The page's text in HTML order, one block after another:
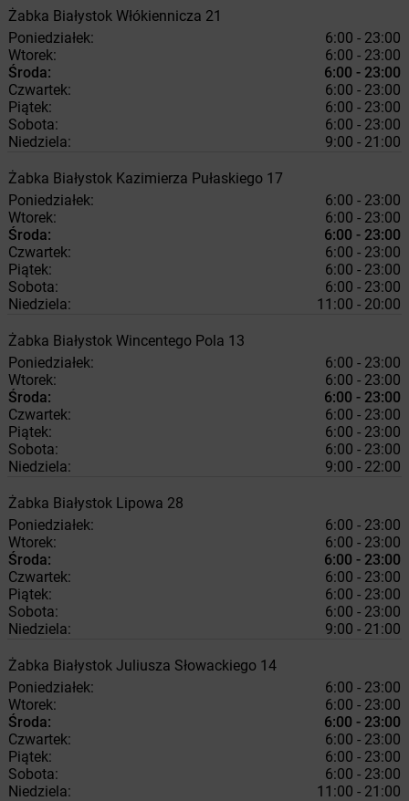
Żabka Białystok Włókiennicza 21
Poniedziałek:
6:00 - 23:00
Wtorek:
6:00 - 23:00
Środa:
6:00 - 23:00
Czwartek:
6:00 - 23:00
Piątek:
6:00 - 23:00
Sobota:
6:00 - 23:00
Niedziela:
9:00 - 21:00
Żabka Białystok Kazimierza Pułaskiego 17
Poniedziałek:
6:00 - 23:00
Wtorek:
6:00 - 23:00
Środa:
6:00 - 23:00
Czwartek:
6:00 - 23:00
Piątek:
6:00 - 23:00
Sobota:
6:00 - 23:00
Niedziela:
11:00 - 20:00
Żabka Białystok Wincentego Pola 13
Poniedziałek:
6:00 - 23:00
Wtorek:
6:00 - 23:00
Środa:
6:00 - 23:00
Czwartek:
6:00 - 23:00
Piątek:
6:00 - 23:00
Sobota:
6:00 - 23:00
Niedziela:
9:00 - 22:00
Żabka Białystok Lipowa 28
Poniedziałek:
6:00 - 23:00
Wtorek:
6:00 - 23:00
Środa:
6:00 - 23:00
Czwartek:
6:00 - 23:00
Piątek:
6:00 - 23:00
Sobota:
6:00 - 23:00
Niedziela:
9:00 - 21:00
Żabka Białystok Juliusza Słowackiego 14
Poniedziałek:
6:00 - 23:00
Wtorek:
6:00 - 23:00
Środa:
6:00 - 23:00
Czwartek:
6:00 - 23:00
Piątek:
6:00 - 23:00
Sobota:
6:00 - 23:00
Niedziela:
11:00 - 21:00